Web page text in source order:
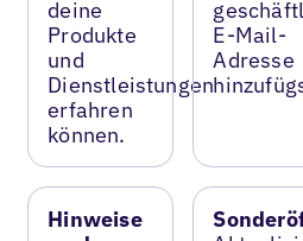
deine
Produkte
und
Dienstleistungen
erfahren
können.
E-Mail-
Adresse
Hinweise